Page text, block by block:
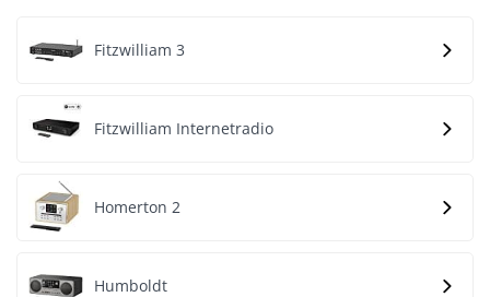
Fitzwilliam 3
Fitzwilliam Internetradio
Homerton 2
Humboldt